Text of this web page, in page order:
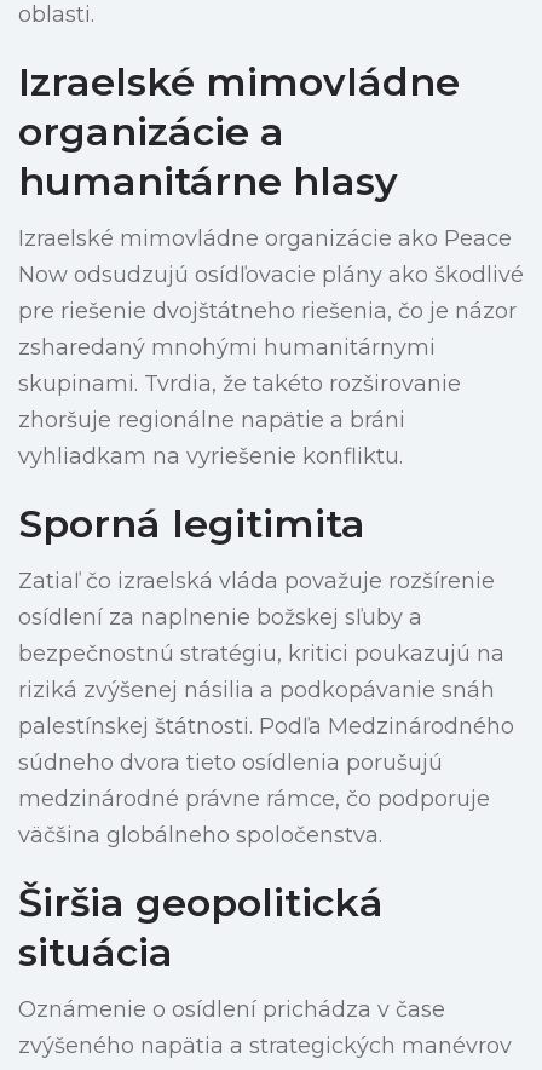
oblasti.
Izraelské mimovládne
organizácie a
humanitárne hlasy
Izraelské mimovládne organizácie ako Peace
Now odsudzujú osídľovacie plány ako škodlivé
pre riešenie dvojštátneho riešenia, čo je názor
zsharedaný mnohými humanitárnymi
skupinami. Tvrdia, že takéto rozširovanie
zhoršuje regionálne napätie a bráni
vyhliadkam na vyriešenie konfliktu.
Sporná legitimita
Zatiaľ čo izraelská vláda považuje rozšírenie
osídlení za naplnenie božskej sľuby a
bezpečnostnú stratégiu, kritici poukazujú na
riziká zvýšenej násilia a podkopávanie snáh
palestínskej štátnosti. Podľa Medzinárodného
súdneho dvora tieto osídlenia porušujú
medzinárodné právne rámce, čo podporuje
väčšina globálneho spoločenstva.
Širšia geopolitická
situácia
Oznámenie o osídlení prichádza v čase
zvýšeného napätia a strategických manévrov